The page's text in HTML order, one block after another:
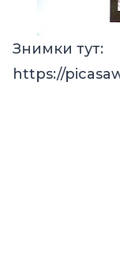
Знимки тут:
https://